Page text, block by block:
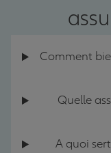
Comment
Quelle
A quoi